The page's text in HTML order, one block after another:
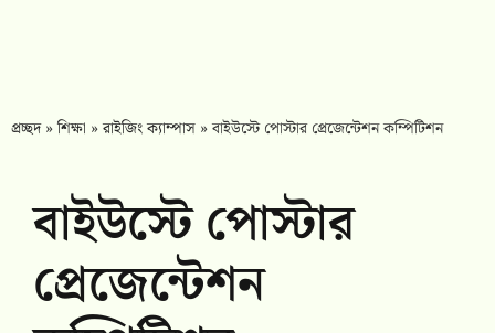
প্রচ্ছদ»শিক্ষা »রাইজিং ক্যাম্পাস »বাইউস্টে পোস্টার প্রেজেন্টেশন কম্পিটিশন
বাইউস্টে পোস্টার
প্রেজেন্টেশন